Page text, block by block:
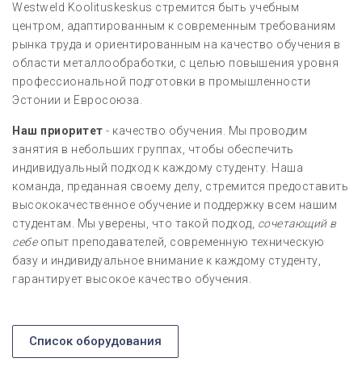
Westweld Koolituskeskus стремится быть учебным
центром, адаптированным к современным требованиям
рынка труда и ориентированным на качество обучения в
области металлообработки, с целью повышения уровня
профессиональной подготовки в промышленности
Эстонии и Евросоюза.
Наш приоритет - качество обучения. Мы проводим
занятия в небольших группах, чтобы обеспечить
индивидуальный подход к каждому студенту. Наша
команда, преданная своему делу, стремится предоставить
высококачественное обучение и поддержку всем нашим
студентам. Мы уверены, что такой подход, сочетающий в
себеопыт преподавателей, современную техническую
базу и индивидуальное внимание к каждому студенту,
гарантирует высокое качество обучения.
Список оборудования